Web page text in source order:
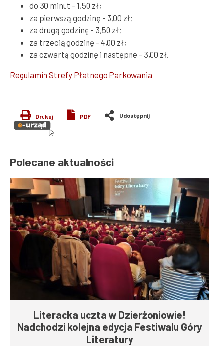
do 30 minut - 1,50 zł;
za pierwszą godzinę - 3,00 zł;
za drugą godzinę - 3,50 zł;
za trzecią godzinę - 4,00 zł;
za czwartą godzinę i następne - 3,00 zł.
Regulamin Strefy Płatnego Parkowania
Drukuj PDF
Polecane aktualności
Literacka uczta w Dzierżoniowie!
Nadchodzi kolejna edycja Festiwalu Góry
Literatury